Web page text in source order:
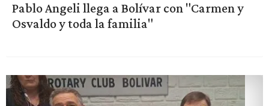
Pablo Angeli llega a Bolívar con "Carmen y
Osvaldo y toda la familia"